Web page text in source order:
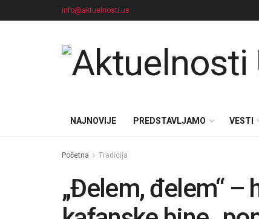
info@aktuelnosti.us
NAJNOVIJE PREDSTAVLJAMO VESTI
Početna Tradicija
„Đelem, đelem“ –